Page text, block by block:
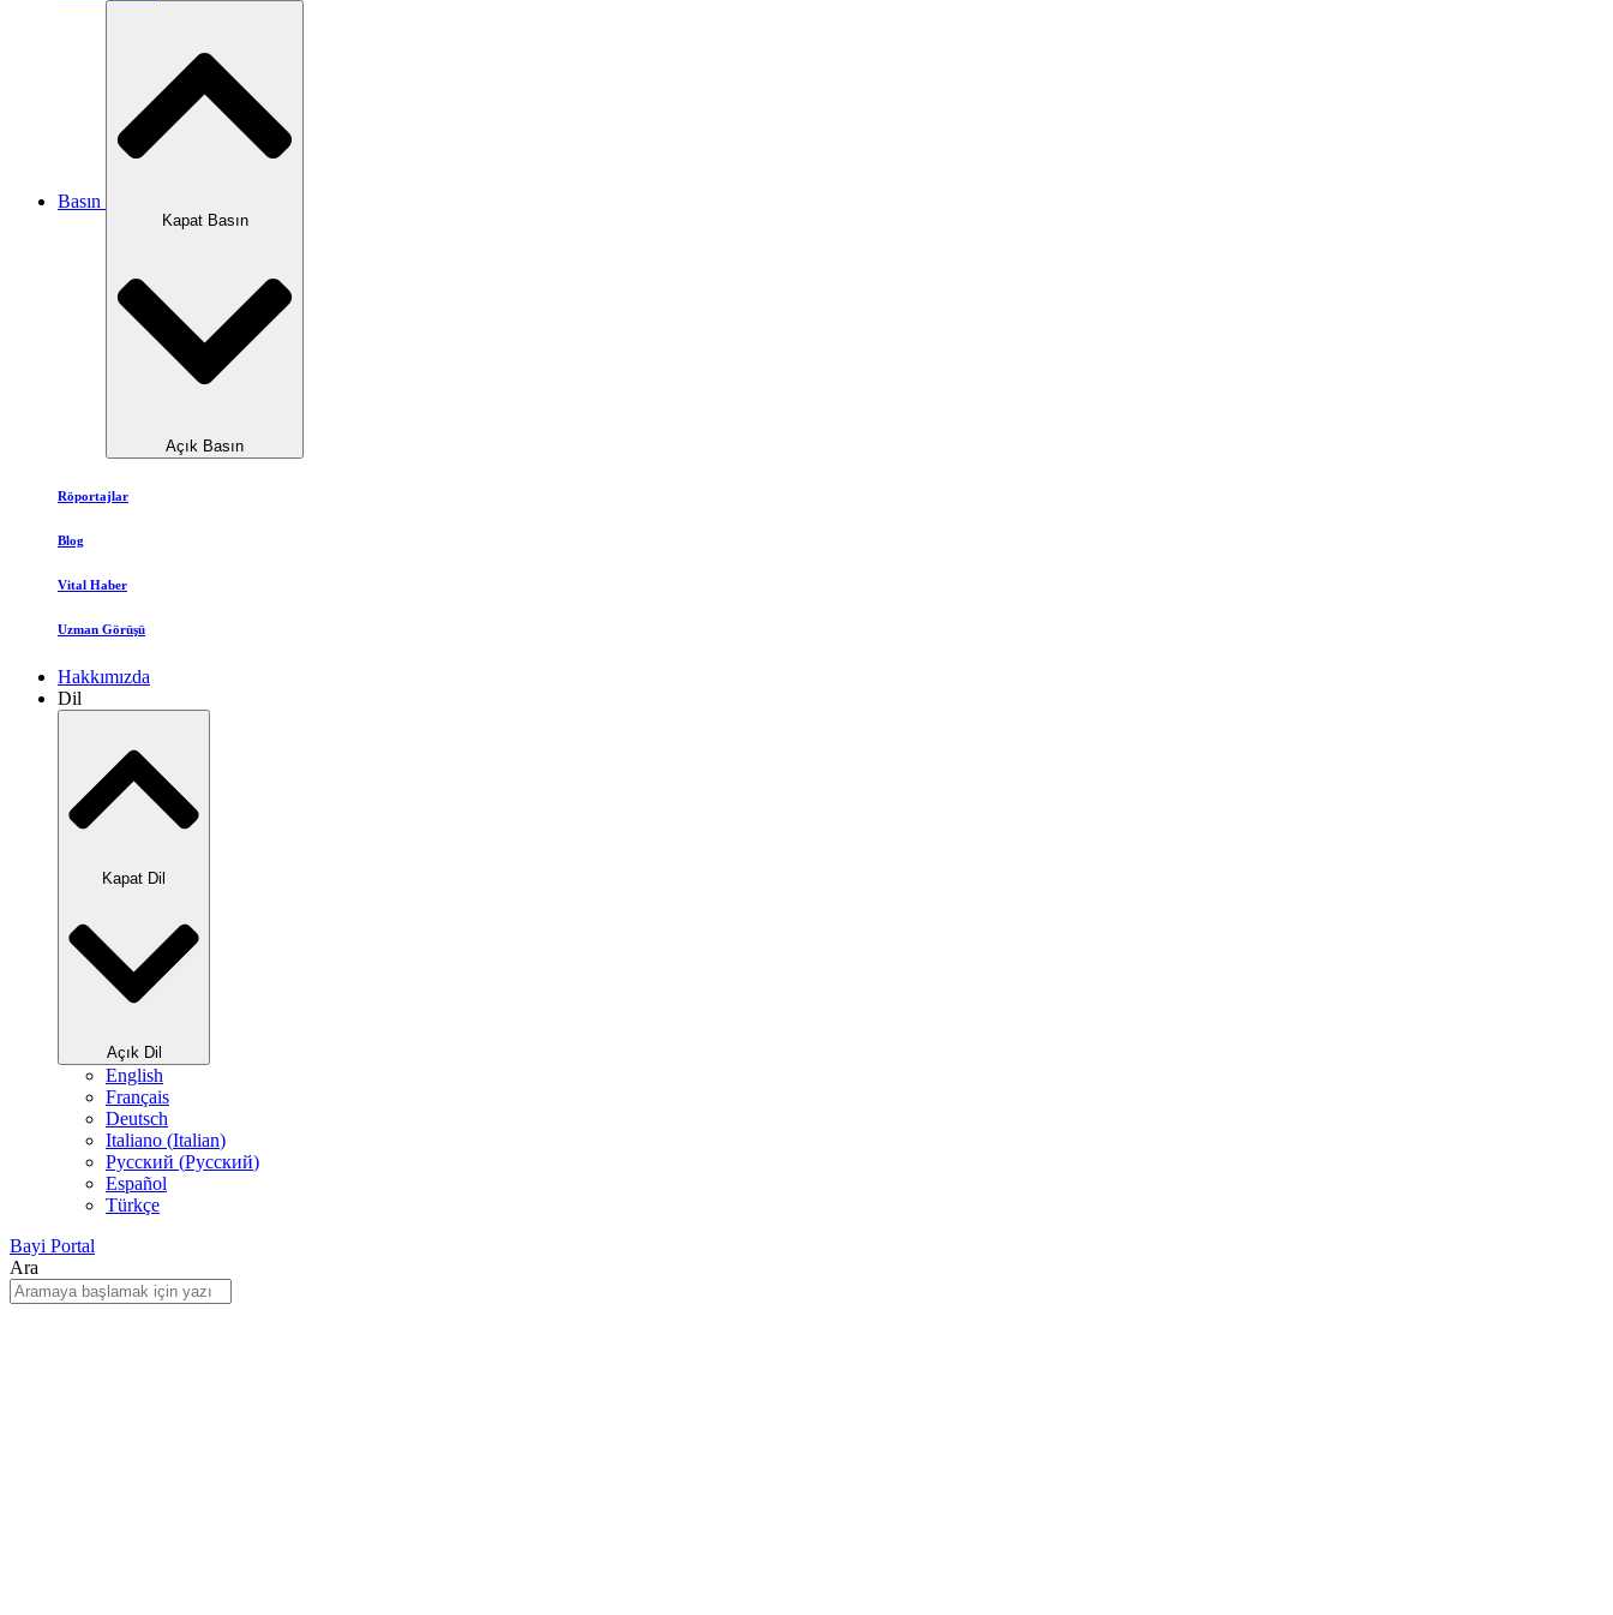
Basın
Kapat Basın
Açık Basın
Röportajlar
Blog
Vital Haber
Uzman Görüşü
Hakkımızda
Dil
Kapat Dil
Açık Dil
English
Français
Deutsch
Italiano (Italian)
Русский (Pусский)
Español
Türkçe
Bayi Portal
Ara